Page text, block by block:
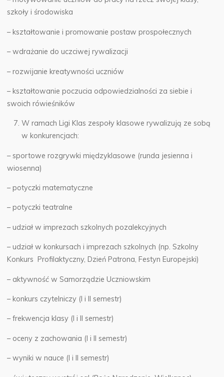
szkoły i środowiska
– kształtowanie i promowanie postaw prospołecznych
– wdrażanie do uczciwej rywalizacji
– rozwijanie kreatywności uczniów
– kształtowanie poczucia odpowiedzialności za siebie i
swoich rówieśników
W ramach Ligi Klas zespoły klasowe rywalizują ze sobą
w konkurencjach:
– sportowe rozgrywki międzyklasowe (runda jesienna i
wiosenna)
– potyczki matematyczne
– potyczki teatralne
– udział w imprezach szkolnych pozalekcyjnych
– udział w konkursach i imprezach szkolnych (np. Szkolny
Konkurs Profilaktyczny, Dzień Patrona, Festyn Europejski)
– aktywność w Samorządzie Uczniowskim
– konkurs czytelniczy (I i II semestr)
– frekwencja klasy (I i II semestr)
– oceny z zachowania (I i II semestr)
– wyniki w nauce (I i II semestr)